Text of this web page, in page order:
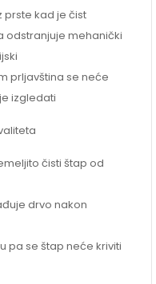
prste kad je čist
odstranjuje mehanički
prljavština se neće
izgledati
čisti štap od
drvo nakon
pa se štap neće kriviti